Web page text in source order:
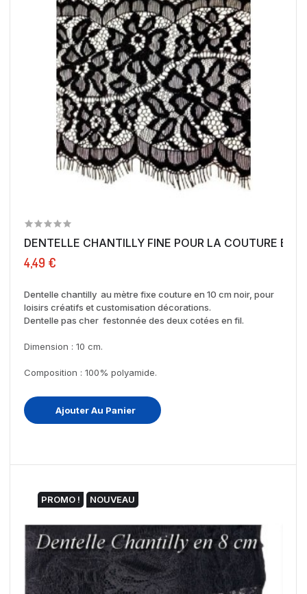
DENTELLE CHANTILLY FINE POUR LA COUTURE EN
4,49 €
Dentelle chantilly au mètre fixe couture en 10 cm noir, pour
loisirs créatifs et customisation décorations.
Dentelle pas cher festonnée des deux cotées en fil.
Dimension : 10 cm.
Composition : 100% polyamide.
Ajouter Au Panier
PROMO ! NOUVEAU